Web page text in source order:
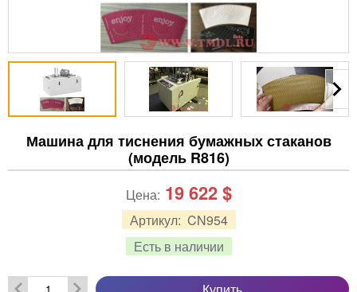
Машина для тиснения бумажных стаканов
(модель R816)
Артикул: CN954
Есть в наличии
Цена: 19 622$